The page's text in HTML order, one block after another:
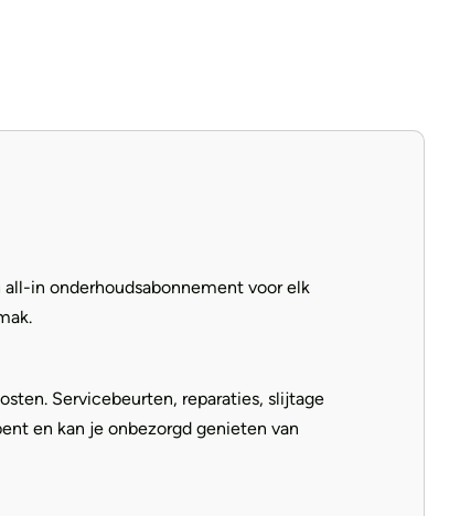
in onderhoudsabonnement voor elk
Servicebeurten, reparaties, slijtage
en kan je onbezorgd genieten van